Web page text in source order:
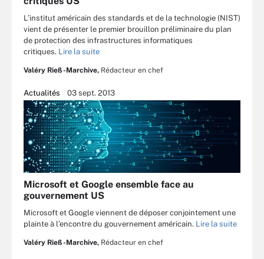
L’institut américain des standards et de la technologie (NIST)
vient de présenter le premier brouillon préliminaire du plan
de protection des infrastructures informatiques
critiques. Lire la suite
Valéry Rieß-Marchive, Rédacteur en chef
Actualités 03 sept. 2013
Microsoft et Google ensemble face au
gouvernement US
Microsoft et Google viennent de déposer conjointement une
plainte à l’encontre du gouvernement américain. Lire la suite
Valéry Rieß-Marchive, Rédacteur en chef